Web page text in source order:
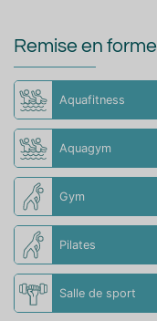
Remise en forme
Aquafitness
Aquagym
Gym
Pilates
Salle de sport